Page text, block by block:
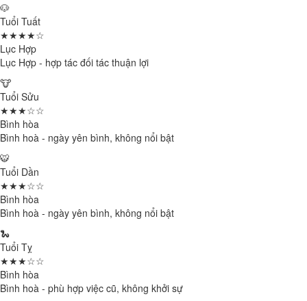
🐶
Tuổi Tuất
★★★★☆
Lục Hợp
Lục Hợp - hợp tác đối tác thuận lợi
🐮
Tuổi Sửu
★★★☆☆
Bình hòa
Bình hoà - ngày yên bình, không nổi bật
🐯
Tuổi Dần
★★★☆☆
Bình hòa
Bình hoà - ngày yên bình, không nổi bật
🐍
Tuổi Tỵ
★★★☆☆
Bình hòa
Bình hoà - phù hợp việc cũ, không khởi sự